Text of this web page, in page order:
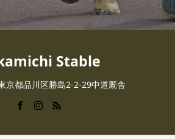
Stable
京都品川区勝島2-2-29中道厩舎